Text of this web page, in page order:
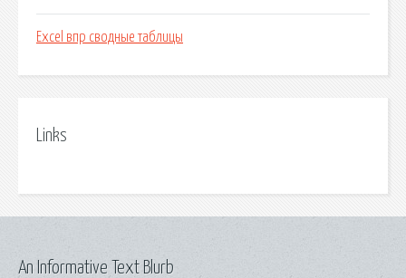
Excel впр сводные таблицы
Links
An Informative Text Blurb